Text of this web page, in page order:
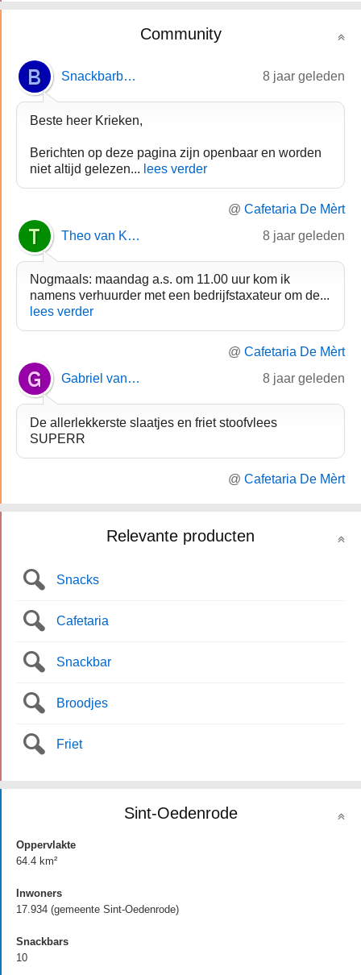
Community
Snackbarbaar.nl 8 jaar geleden
Beste heer Krieken,
Berichten op deze pagina zijn openbaar en worden
niet altijd gelezen... lees verder
@ Cafetaria De Mèrt
Theo van Krieken
8 jaar geleden
Nogmaals: maandag a.s. om 11.00 uur kom ik
namens verhuurder met een bedrijfstaxateur om de...
lees verder
@ Cafetaria De Mèrt
Gabriel van der Kaay
8 jaar geleden
De allerlekkerste slaatjes en friet stoofvlees
SUPERR
@ Cafetaria De Mèrt
Relevante producten
Snacks
Cafetaria
Snackbar
Broodjes
Friet
Sint-Oedenrode
Oppervlakte
64.4 km²
Inwoners
17.934 (gemeente Sint-Oedenrode)
Snackbars
10